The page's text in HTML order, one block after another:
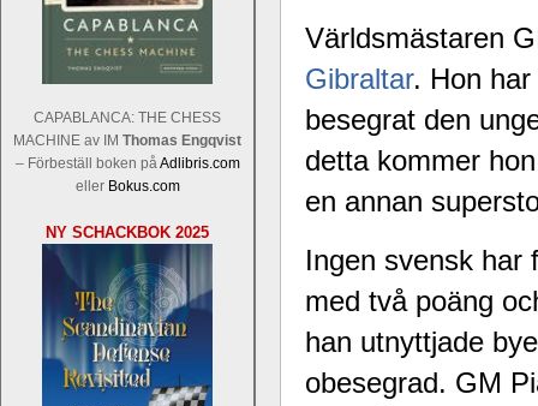
CAPABLANCA: THE CHESS
MACHINE av IM Thomas Engqvist
– Förbeställ boken påAdlibris.com
eller Bokus.com
NY SCHACKBOK 2025
Sverigemästarklassen och övriga
Sverigemästartiteln och dessa är i
Martin Lokander, GM Tiger Hillarp
SM-gruppen är i år stark och
Elit: IM Michael Wiedenkeller, IM
Östlund som är en starkt
Världsmästaren
Gibraltar. Hon
besegrat den
detta kommer
en annan
Ingen svensk har
med två poäng
han utnyttjade
obesegrad. GM